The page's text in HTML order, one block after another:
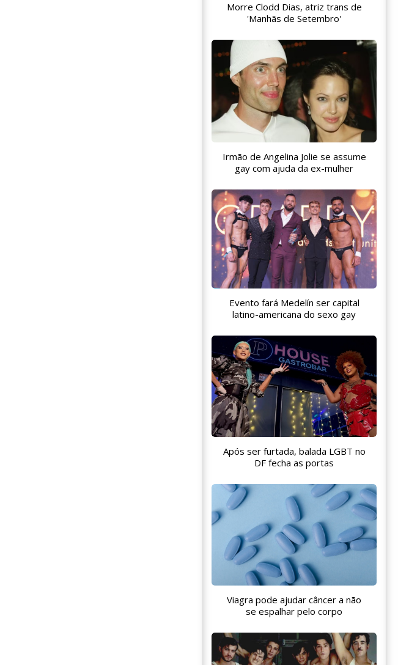
Morre Clodd Dias, atriz trans de
'Manhãs de Setembro'
Irmão de Angelina Jolie se assume
gay com ajuda da ex-mulher
Evento fará Medelín ser capital
latino-americana do sexo gay
Após ser furtada, balada LGBT no
DF fecha as portas
Viagra pode ajudar câncer a não
se espalhar pelo corpo